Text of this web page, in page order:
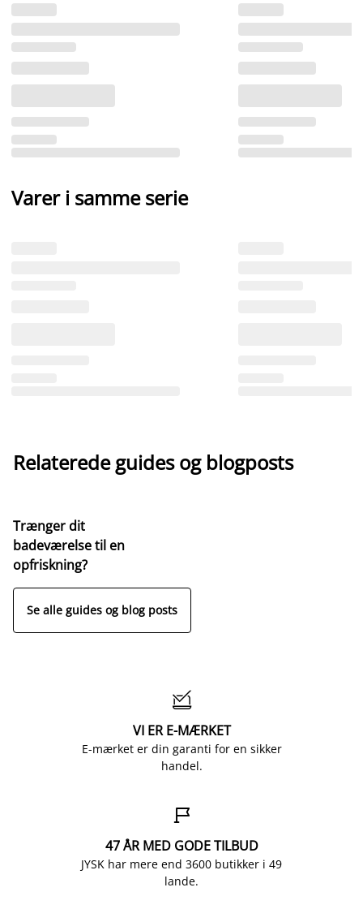
Varer i samme serie
Relaterede guides og blogposts
Trænger dit
badeværelse til en
opfriskning?
Se alle guides og blog posts

VI ER E-MÆRKET
E-mærket er din garanti for en sikker
handel.

47 ÅR MED GODE TILBUD
JYSK har mere end 3600 butikker i 49
lande.